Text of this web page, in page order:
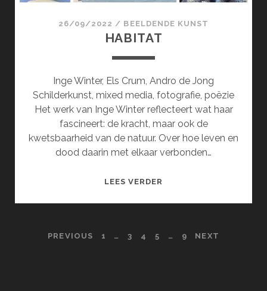
26/09/2022 / BEELDENDE KUNST
HABITAT
Inge Winter, Els Crum, Andro de Jong
Schilderkunst, mixed media, fotografie, poëzie
Het werk van Inge Winter reflecteert wat haar
fascineert: de kracht, maar ook de
kwetsbaarheid van de natuur. Over hoe leven en
dood daarin met elkaar verbonden…
LEES VERDER
POSTS
PREVIOUS 1 … 3 4 5 … 9 NEXT